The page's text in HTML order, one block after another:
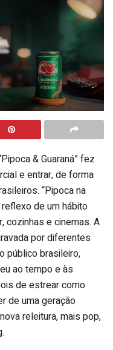
& Guaraná” fez
e entrar, de forma
“Pipoca na
de um hábito
cozinhas e cinemas. A
por diferentes
público brasileiro,
ao tempo e às
de estrear como
de uma geração
releitura, mais pop,